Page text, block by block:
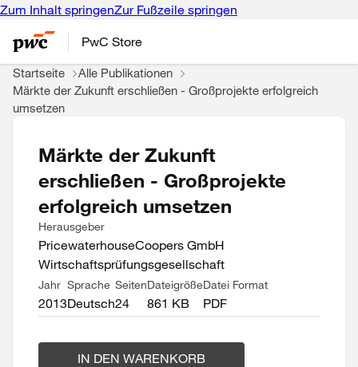
Zum Inhalt springenZur Fußzeile springen
PwC Store
Startseite
Alle Publikationen
Märkte der Zukunft erschließen - Großprojekte erfolgreich
umsetzen
Märkte der Zukunft
erschließen - Großprojekte
erfolgreich umsetzen
Herausgeber
PricewaterhouseCoopers GmbH
Wirtschaftsprüfungsgesellschaft
Jahr
2013
Sprache
Deutsch
Seiten
24
Dateigröße
861 KB
Datei Format
PDF
IN DEN WARENKORB